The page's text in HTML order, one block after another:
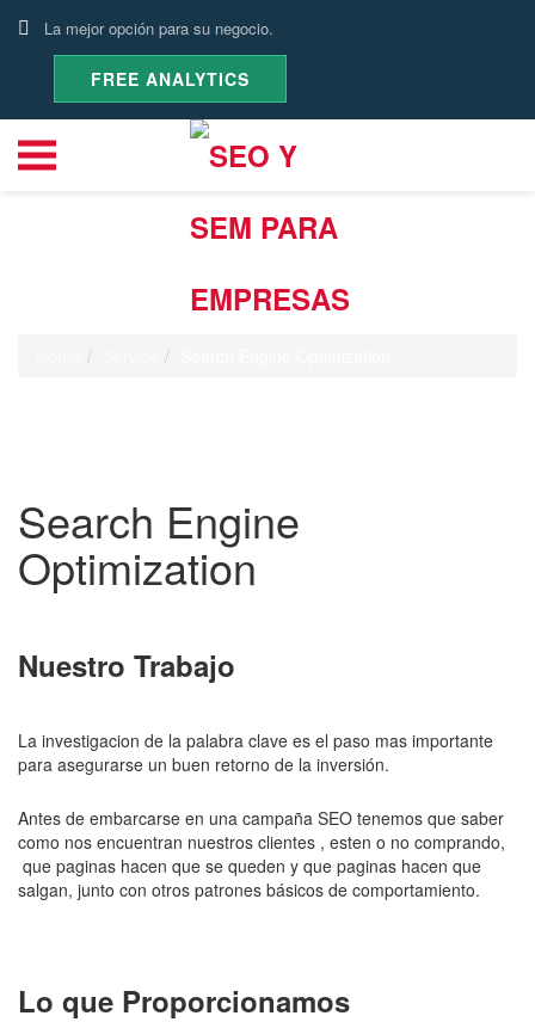
La mejor opción para su negocio.
FREE ANALYTICS
Search Engine
Optimization
Nuestro Trabajo
La investigacion de la palabra clave es el paso mas importante
para asegurarse un buen retorno de la inversión.
Antes de embarcarse en una campaña SEO tenemos que saber
como nos encuentran nuestros clientes , esten o no comprando,
que paginas hacen que se queden y que paginas hacen que
salgan, junto con otros patrones básicos de comportamiento.
Lo que Proporcionamos